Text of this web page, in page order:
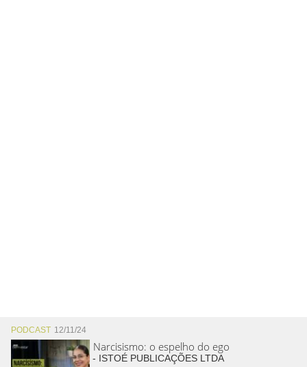
PODCAST 12/11/24
Narcisismo: o espelho do ego
Copyright © 2026 - ISTOÉ PUBLICAÇÕES LTDA